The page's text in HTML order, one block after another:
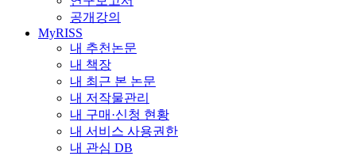
공개강의
MyRISS
내 추천논문
내 책장
내 최근 본 논문
내 저작물관리
내 구매·신청 현황
내 서비스 사용권한
내 관심 DB